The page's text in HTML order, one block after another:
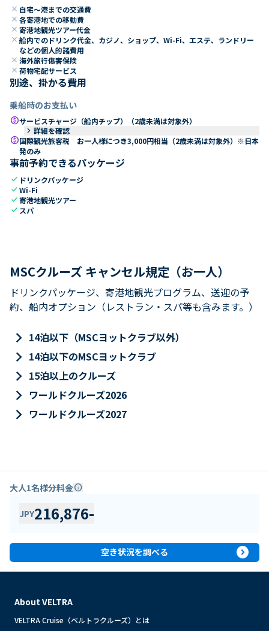
close 自宅～港までの交通費
close 各寄港地での移動費
close 寄港地観光ツアー代金
close 船内でのドリンク代金、カジノ、ショップ、Wi-Fi、エステ、ランドリー
などの個人的諸費用
close 海外旅行傷害保険
close 荷物宅配サービス
別途、掛かる費用
乗船時のお支払い
paidサービスチャージ（船内チップ）（2歳未満は対象外）
keyboard_arrow_right 詳細を確認
paid国際観光旅客税 お一人様につき3,000円相当（2歳未満は対象外）※日本
発のみ
事前予約できるパッケージ
check ドリンクパッケージ
checkWi-Fi
check寄港地観光ツアー
check スパ
MSCクルーズ キャンセル規定（お一人）
ドリンクパッケージ、寄港地観光プログラム、送迎の予
約、船内オプション（レストラン・スパ等も含みます。）
keyboard_arrow_right 14泊以下（MSCヨットクラブ以外）
keyboard_arrow_right 14泊以下のMSCヨットクラブ
keyboard_arrow_right 15泊以上のクルーズ
keyboard_arrow_right ワールドクルーズ2026
keyboard_arrow_right ワールドクルーズ2027
大人1名様分料金info
JPY216,876-
空き状況を調べる expand_circle_right
About VELTRA
VELTRA Cruise（ベルトラクルーズ）とは